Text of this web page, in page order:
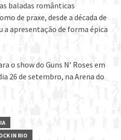
baladas românticas
de praxe, desde a década de
a apresentação de forma épica
o show do Guns N’ Roses em
26 de setembro, na Arena do
IN RIO